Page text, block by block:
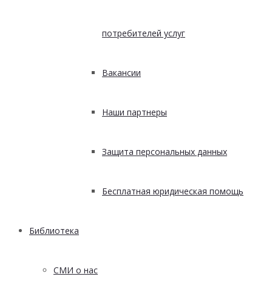
потребителей услуг
Вакансии
Наши партнеры
Защита персональных данных
Бесплатная юридическая помощь
Библиотека
СМИ о нас